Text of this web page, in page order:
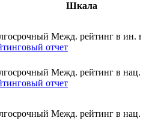
Шкала
Межд. рейтинг в ин.
отчет
Межд. рейтинг в нац.
отчет
Межд. рейтинг в нац.